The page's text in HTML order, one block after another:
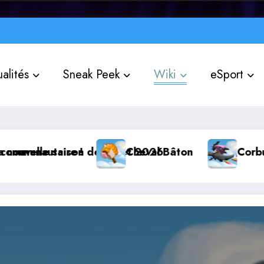
Sneak Peek Wiki eSport
Juillet 2026
Cheval Bâton Corbutin Le